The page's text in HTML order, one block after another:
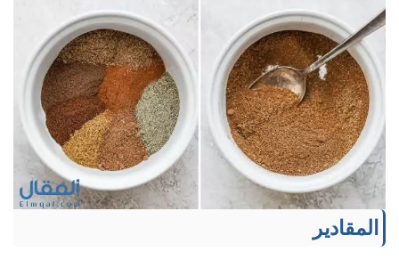
المقادير